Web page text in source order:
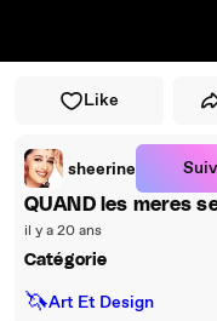
Like
sheerine
QUAND les meres
il y a 20 ans
Catégorie
🦄Art Et Design